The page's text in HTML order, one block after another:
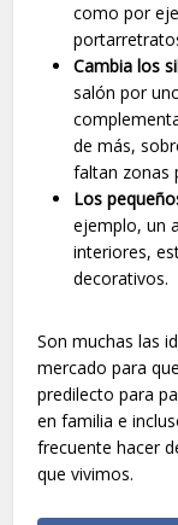
como por
Cambia los
salón por
de más,
faltan zonas
Los
ejemplo, un
interiores,
decorativos.
Son muchas las
mercado para
predilecto para
en familia e
frecuente hacer
que vivimos.